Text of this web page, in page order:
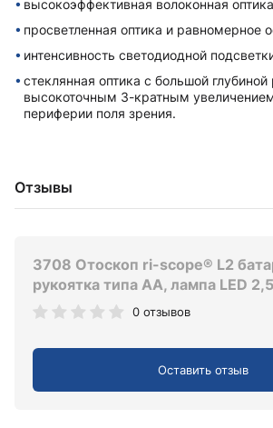
высокоэффективная волоконная
просветленная оптика и равномерное
интенсивность светодиодной
стеклянная оптика с большой глубиной
высокоточным 3-кратным
периферии поля зрения.
Отзывы
3708 Отоскоп ri-scope® L2
рукоятка типа AA, лампа LED
0 отзывов
Оставить отзыв